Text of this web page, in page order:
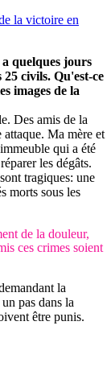
la victoire en
quelques jours
civils. Qu'est-ce
images de la
Des amis de la
Ma mère et
qui a été
les dégâts.
tragiques: une
morts sous les
de la douleur,
ces crimes soient
la
pas dans la
être punis.